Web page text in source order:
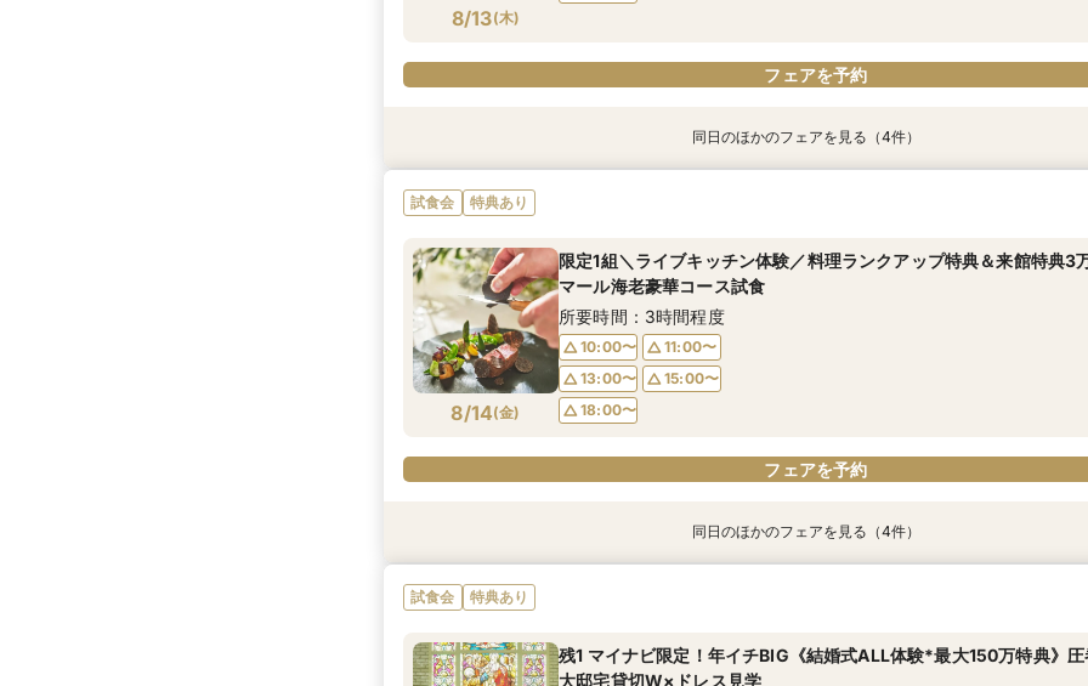
8/13(木)
フェアを予約
8/13(木)
所要時間：3時間程度
10:00〜
11:00〜
13:00〜
15:00〜
18:00〜
8/13(木)
《何も決まってなくてOK！1組貸切W体験》１件目来館特典◆衣装
所要時間：3時間程度
10:00〜
11:00〜
13:00〜
15:00〜
18:00〜
8/13(木)
マイナビ限定《後悔のない式場選びを◎2件目以降の方おすすめ》
所要時間：3時間程度
10:00〜
11:00〜
13:00〜
15:00〜
18:00〜
8/13(木)
10:00〜
11:00〜
13:00〜
15:00〜
18:00〜
同日のほかのフェアを見る（4件）
試食会 特典あり
8/14(金)
限定1組＼ライブキッチン体験／料理ランクアップ特典＆来館特典3
マール海老豪華コース試食
所要時間：3時間程度
10:00〜
11:00〜
13:00〜
15:00〜
18:00〜
フェアを予約
10:00〜
11:00〜
《何も決まってなくてOK！1組貸切W体験》１件目来館特典◆衣装
所要時間：3時間程度
10:00〜 11:00〜
マイナビ限定《後悔のない式場選びを◎2件目以降の方おすすめ》
所要時間：3時間程度
10:00〜 11:00〜
10:00〜
11:00〜
同日のほかのフェアを見る（4件）
試食会 特典あり
残1 マイナビ限定！年イチBIG《結婚式ALL体験*最大150万特典》圧
大邸宅貸切W×ドレス見学